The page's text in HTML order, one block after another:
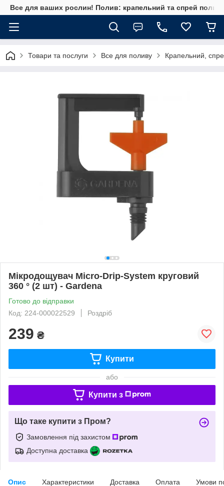
Все для ваших рослин! Полив: крапельний та спрей полив,
Товари та послуги Все для поливу Крапельний,
Мікродощувач Micro-Drip-System круговий
360 ° (2 шт) - Gardena
Готово до відправки
Код: 224-000022529
Роздріб
239 ₴
Купити
або
Купити з
Що таке купити з Пром?
Замовлення під захистом
Доступна доставка
Опис Характеристики Доставка Оплата Умови